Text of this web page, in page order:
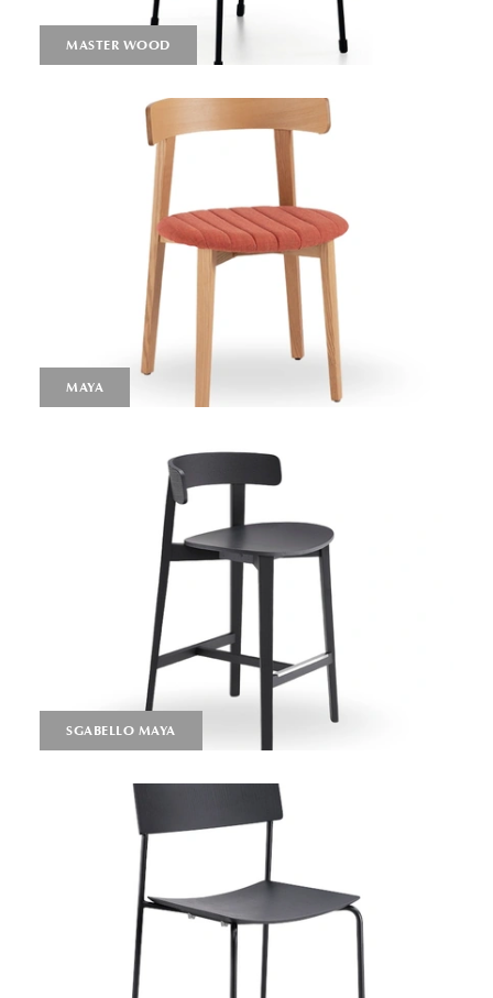
MASTER WOOD
MAYA
SGABELLO MAYA